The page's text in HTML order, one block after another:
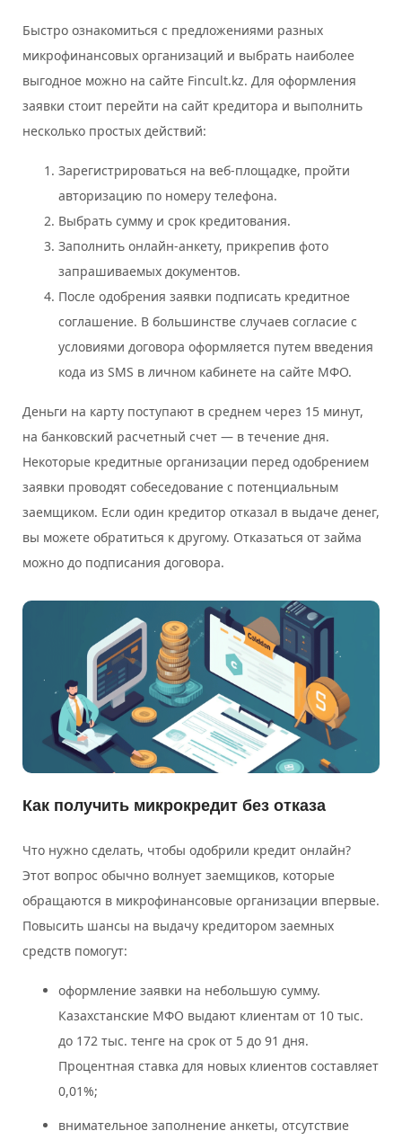
Быстро ознакомиться с предложениями разных
микрофинансовых организаций и выбрать наиболее
выгодное можно на сайте Fincult.kz. Для оформления
заявки стоит перейти на сайт кредитора и выполнить
несколько простых действий:
Зарегистрироваться на веб-площадке, пройти
авторизацию по номеру телефона.
Выбрать сумму и срок кредитования.
Заполнить онлайн-анкету, прикрепив фото
запрашиваемых документов.
После одобрения заявки подписать кредитное
соглашение. В большинстве случаев согласие с
условиями договора оформляется путем введения
кода из SMS в личном кабинете на сайте МФО.
Деньги на карту поступают в среднем через 15 минут,
на банковский расчетный счет — в течение дня.
Некоторые кредитные организации перед одобрением
заявки проводят собеседование с потенциальным
заемщиком. Если один кредитор отказал в выдаче денег,
вы можете обратиться к другому. Отказаться от займа
можно до подписания договора.
Как получить микрокредит без отказа
Что нужно сделать, чтобы одобрили кредит онлайн?
Этот вопрос обычно волнует заемщиков, которые
обращаются в микрофинансовые организации впервые.
Повысить шансы на выдачу кредитором заемных
средств помогут:
оформление заявки на небольшую сумму.
Казахстанские МФО выдают клиентам от 10 тыс.
до 172 тыс. тенге на срок от 5 до 91 дня.
Процентная ставка для новых клиентов составляет
0,01%;
внимательное заполнение анкеты, отсутствие